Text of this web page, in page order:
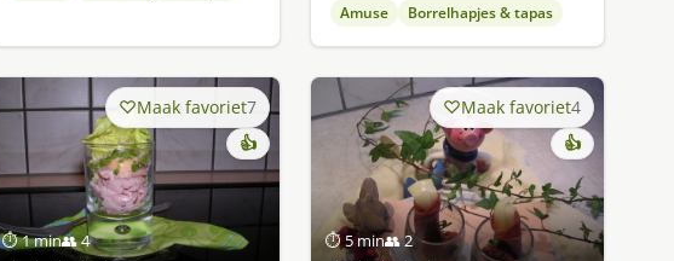
Amuse Borrelhapjes & tapas
⏱ 1 min👥 4
Maak favoriet7
👍
⏱ 5 min👥 2
Maak favoriet4
👍